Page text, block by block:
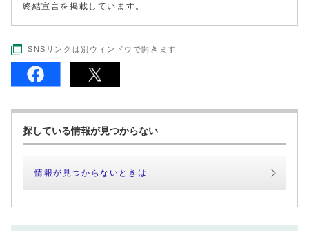
終結宣言を掲載しています。
SNSリンクは別ウィンドウで開きます
探している情報が見つからない
情報が見つからないときは